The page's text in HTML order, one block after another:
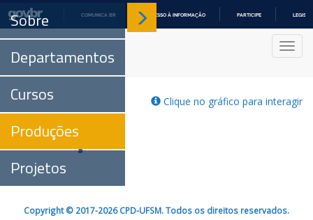
IR
COMUNICA BR ACESSO À INFORMAÇÃO PARTICIPE
Sobre
Departamentos
Cursos
Produções
Projetos
Clique no gráfico para interagir
Produções
Copyright © 2017-2026 CPD-UFSM. Todos os direitos reservados.